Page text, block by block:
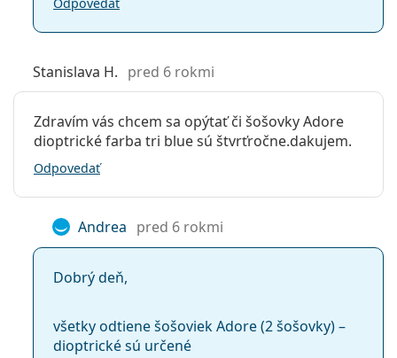
Stanislava H. pred 6 rokmi
Zdravím vás chcem sa opýtať či šošovky Adore
dioptrické farba tri blue sú štvrťročne.dakujem.
Odpovedať
Andrea pred 6 rokmi
Dobrý deň,
všetky odtiene šošoviek Adore (2 šošovky) –
dioptrické sú určené